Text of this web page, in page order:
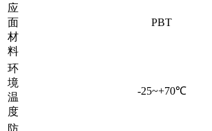
应
面
材
料
PBT
环
境
温
度
-25~+70℃
防